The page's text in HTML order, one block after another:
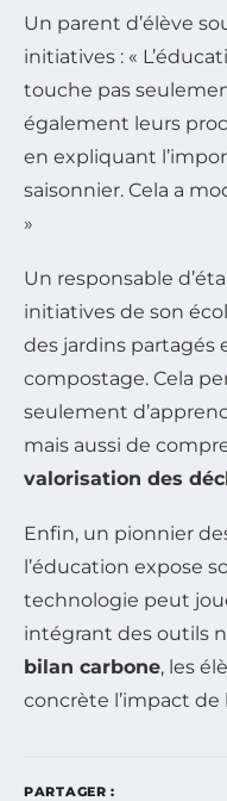
Un parent d’élève
initiatives : «
touche pas
également leurs
en expliquant
saisonnier. Cela a
»
Un responsable
initiatives de son
des jardins partagés
compostage. Cela
seulement
mais aussi de
valorisation des
Enfin, un pionnier
l’éducation expose
technologie peut
intégrant des outils
bilan carbone, les
concrète l’impact de
PARTAGER :